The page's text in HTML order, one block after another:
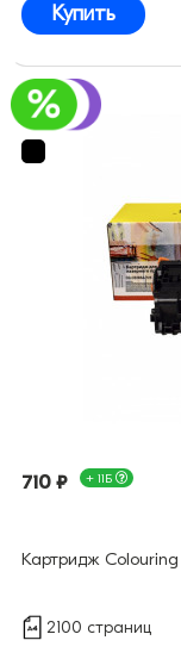
Купить
710 ₽ + 11Б
Картридж
2100 страниц